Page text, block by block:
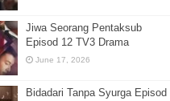
Jiwa Seorang Pentaksub
Episod 12 TV3 Drama
June 17, 2026
Bidadari Tanpa Syurga Episod